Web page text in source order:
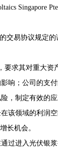
Singapore
交易协议规定的
要求其对重大资
响；公司的支
，制定有效的应
该领域的利润
长机会。
过进入光伏银